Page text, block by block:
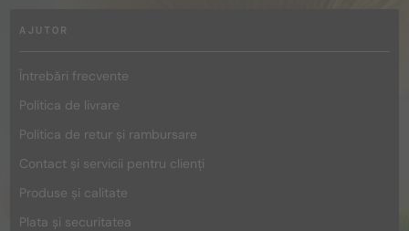
AJUTOR
Întrebări frecvente
Politica de livrare
Politica de retur și rambursare
Contact și servicii pentru clienți
Produse și calitate
Plata și securitatea